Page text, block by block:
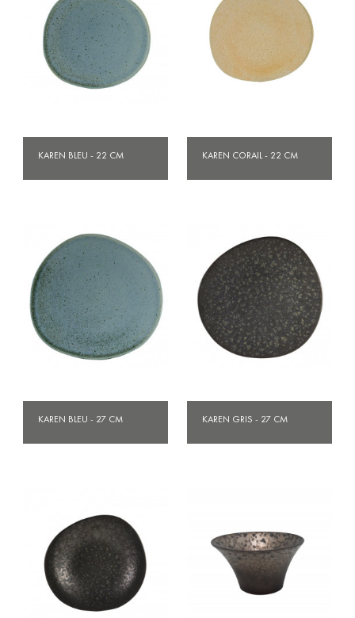
KAREN BLEU - 22 CM KAREN CORAIL - 22 CM
KAREN BLEU - 27 CM KAREN GRIS - 27 CM